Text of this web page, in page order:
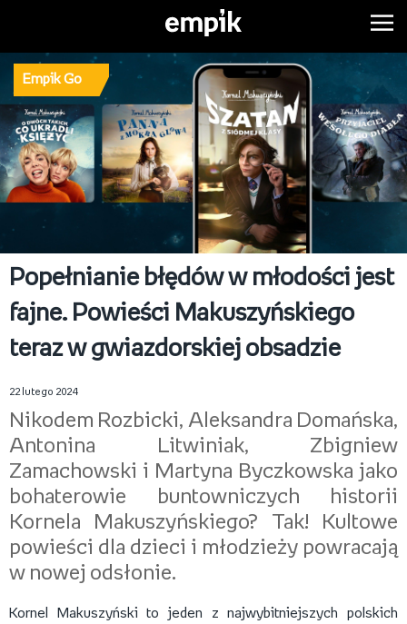
Empik Go
Popełnianie błędów w młodości jest
fajne. Powieści Makuszyńskiego
teraz w gwiazdorskiej obsadzie
22 lutego 2024
Nikodem Rozbicki, Aleksandra Domańska,
Antonina Litwiniak, Zbigniew
Zamachowski i Martyna Byczkowska jako
bohaterowie buntowniczych historii
Kornela Makuszyńskiego? Tak! Kultowe
powieści dla dzieci i młodzieży powracają
w nowej odsłonie.
Kornel Makuszyński to jeden z najwybitniejszych polskich